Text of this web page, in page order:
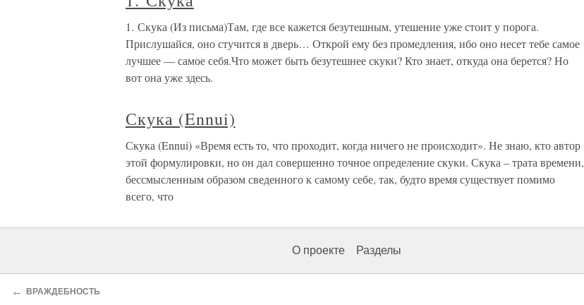
1. Скука (Из письма)Там, где все кажется безутешным, утешение уже стоит у порога.
Прислушайся, оно стучится в дверь… Открой ему без промедления, ибо оно несет тебе самое
лучшее — самое себя.Что может быть безутешнее скуки? Кто знает, откуда она берется? Но
вот она уже здесь.
Скука (Ennui)
Скука (Ennui) «Время есть то, что проходит, когда ничего не происходит». Не знаю, кто автор
этой формулировки, но он дал совершенно точное определение скуки. Скука – трата времени,
бессмысленным образом сведенного к самому себе, так, будто время существует помимо
всего, что
О проекте Разделы
← ВРАЖДЕБНОСТЬ